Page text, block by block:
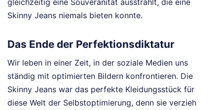
gleichzeitig eine Souveränität ausstrahlt, die eine
Skinny Jeans niemals bieten konnte.
Das Ende der Perfektionsdiktatur
Wir leben in einer Zeit, in der soziale Medien uns
ständig mit optimierten Bildern konfrontieren. Die
Skinny Jeans war das perfekte Kleidungsstück für
diese Welt der Selbstoptimierung, denn sie verzieh